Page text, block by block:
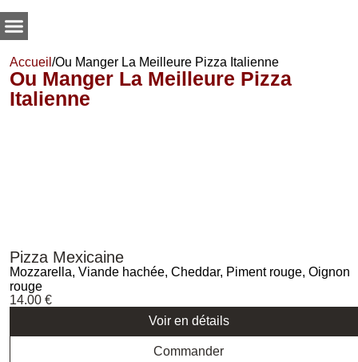
Accueil /Ou Manger La Meilleure Pizza Italienne
Ou Manger La Meilleure Pizza
Italienne
Pizza Mexicaine
Mozzarella, Viande hachée, Cheddar, Piment rouge, Oignon
rouge
14.00 €
Voir en détails
Commander